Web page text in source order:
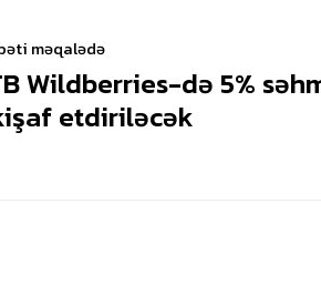
məqalədə
Wildberries-də 5%
etdiriləcək